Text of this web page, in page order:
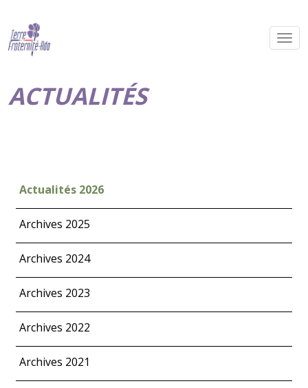
ACTUALITÉS
Actualités 2026
Archives 2025
Archives 2024
Archives 2023
Archives 2022
Archives 2021